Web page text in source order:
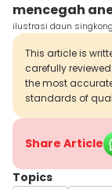
mencegah
ilustrasi daun
This article is
carefully
the most
standards of
Share Article
Topics